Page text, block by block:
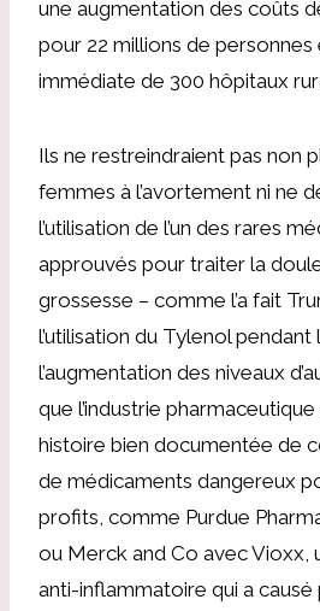
une augmentation des coûts
pour 22 millions de
immédiate de 300 hôpitaux
Ils ne restreindraient pas non
femmes à l’avortement ni ne
l’utilisation de l’un des rares
approuvés pour traiter la
grossesse – comme l’a fait
l’utilisation du Tylenol
l’augmentation des niveaux
que l’industrie
histoire bien documentée de
de médicaments dangereux
profits, comme Purdue
ou Merck and Co avec Vioxx,
anti-inflammatoire qui a causé